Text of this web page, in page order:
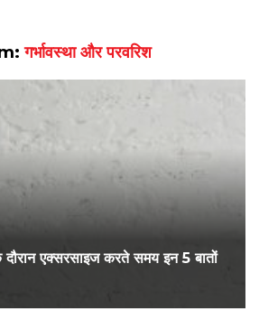
गर्भावस्था और परवरिश
दौरान एक्सरसाइज करते समय इन 5 बातों